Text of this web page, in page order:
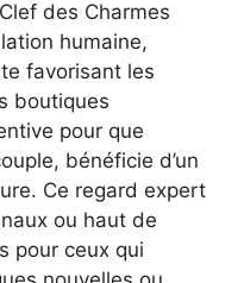
des Charmes
humaine,
favorisant les
boutiques
pour que
bénéficie d’un
Ce regard expert
ou haut de
pour ceux qui